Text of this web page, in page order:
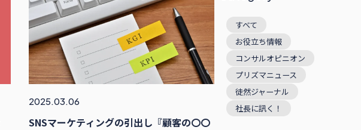
2025.03.06
SNSマーケティングの引出し『顧客の〇〇
すべて
お役立ち情報
コンサルオピニオン
プリズマニュース
徒然ジャーナル
社長に訊く！